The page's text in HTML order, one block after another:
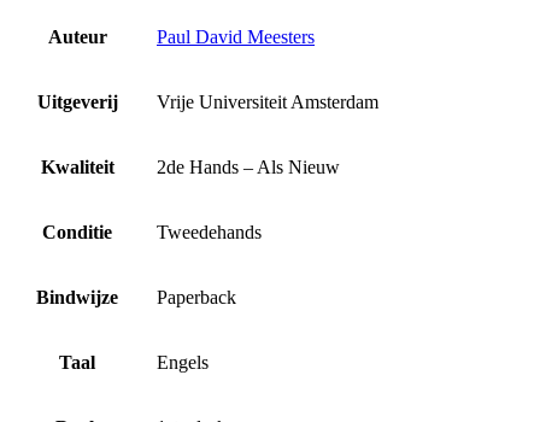
Auteur Paul David Meesters
Uitgeverij Vrije Universiteit Amsterdam
Kwaliteit 2de Hands – Als Nieuw
Conditie Tweedehands
Bindwijze Paperback
Taal Engels